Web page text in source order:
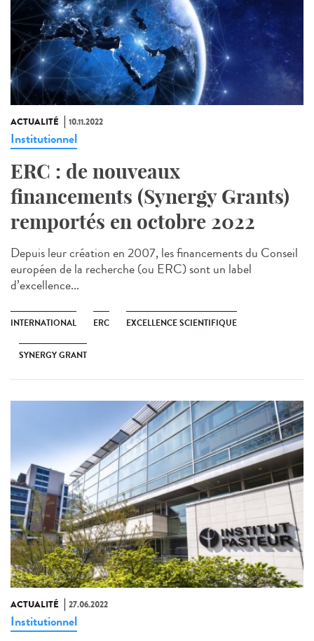
ACTUALITÉ 10.11.2022
Institutionnel
ERC : de nouveaux
financements (Synergy Grants)
remportés en octobre 2022
Depuis leur création en 2007, les financements du Conseil
européen de la recherche (ou ERC) sont un label
d’excellence...
INTERNATIONAL ERC EXCELLENCE SCIENTIFIQUE
SYNERGY GRANT
ACTUALITÉ 27.06.2022
Institutionnel